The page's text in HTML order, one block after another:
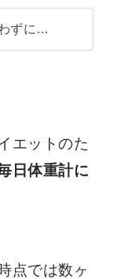
ずに…
エットのた
日体重計に
点では数ヶ